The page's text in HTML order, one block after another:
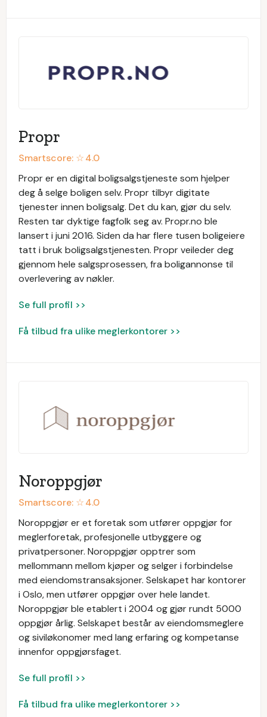
Propr
Smartscore: ☆4.0
Propr er en digital boligsalgstjeneste som hjelper
deg å selge boligen selv. Propr tilbyr digitate
tjenester innen boligsalg. Det du kan, gjør du selv.
Resten tar dyktige fagfolk seg av. Propr.no ble
lansert i juni 2016. Siden da har flere tusen boligeiere
tatt i bruk boligsalgstjenesten. Propr veileder deg
gjennom hele salgsprosessen, fra boligannonse til
overlevering av nøkler.
Se full profil >>
Få tilbud fra ulike meglerkontorer >>
Noroppgjør
Smartscore: ☆4.0
Noroppgjør er et foretak som utfører oppgjør for
meglerforetak, profesjonelle utbyggere og
privatpersoner. Noroppgjør opptrer som
mellommann mellom kjøper og selger i forbindelse
med eiendomstransaksjoner. Selskapet har kontorer
i Oslo, men utfører oppgjør over hele landet.
Noroppgjør ble etablert i 2004 og gjør rundt 5000
oppgjør årlig. Selskapet består av eiendomsmeglere
og siviløkonomer med lang erfaring og kompetanse
innenfor oppgjørsfaget.
Se full profil >>
Få tilbud fra ulike meglerkontorer >>